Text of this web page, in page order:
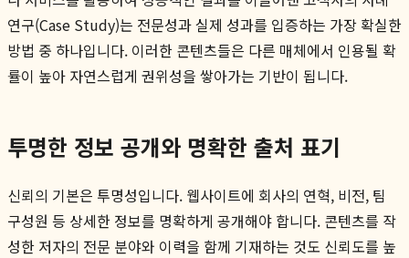
연구(Case Study)는 전문성과 실제 성과를 입증하는 가장 확실한
방법 중 하나입니다. 이러한 콘텐츠들은 다른 매체에서 인용될 확
률이 높아 자연스럽게 권위성을 쌓아가는 기반이 됩니다.
투명한 정보 공개와 명확한 출처 표기
신뢰의 기본은 투명성입니다. 웹사이트에 회사의 연혁, 비전, 팀
구성원 등 상세한 정보를 명확하게 공개해야 합니다. 콘텐츠를 작
성한 저자의 전문 분야와 이력을 함께 기재하는 것도 신뢰도를 높